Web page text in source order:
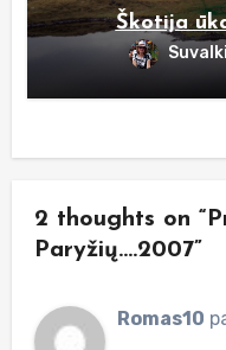
Škotija
2 thoughts on
Paryžių….2007”
Romas10